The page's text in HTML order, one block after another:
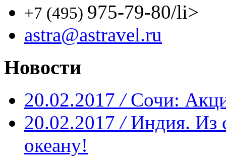
+7 (495) 975-79-80/li>
astra@astravel.ru
Новости
20.02.2017 / Сочи:
20.02.2017 / Индия. Из
океану!